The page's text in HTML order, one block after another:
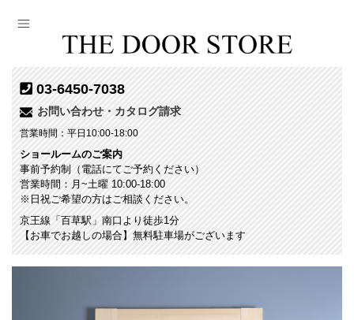
03-6450-7038
お問い合わせ・カタログ請求
営業時間：平日10:00-18:00
ショールームのご案内
事前予約制（電話にてご予約ください）
営業時間：月~土曜 10:00-18:00
※日祝ご希望の方はご相談ください。
京王線「百草駅」南口より徒歩1分
【お車でお越しの場合】無料駐車場がございます